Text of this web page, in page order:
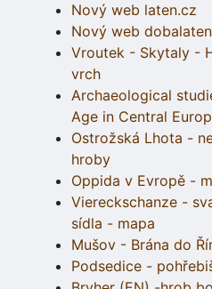
Nový web laten.cz
Nový web
Vroutek - Skytaly -
vrch
Archaeological
Age in Central
Ostrožská Lhota -
hroby
Oppida v Evropě -
Viereckschanze -
sídla - mapa
Mušov - Brána do
Podsedice -